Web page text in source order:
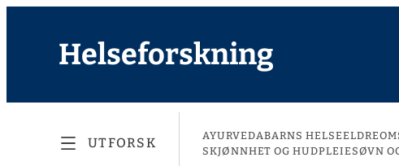
Helseforskning
UTFORSK AYURVEDABARNS HELSE
SKJØNNHET OG HUDPLEIE SØVN